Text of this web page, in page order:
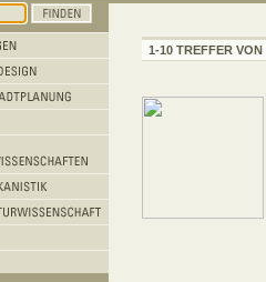
1-10 TREFFER VON